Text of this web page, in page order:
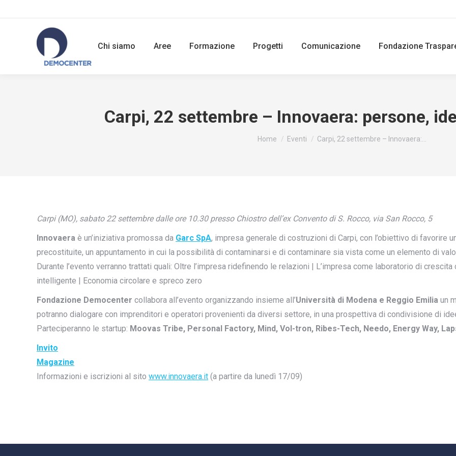
Chi siamo Aree Formazione Progetti Comunicazione Fondazione
Carpi, 22 settembre – Innovaera: persone,
You are here:
Home Eventi Carpi, 22 settembre – Innovaera:…
Carpi (MO), sabato 22 settembre dalle ore 10.30 presso Chiostro dell’ex Convento di S. Rocco, via San Rocco, 5
Innovaera è un’iniziativa promossa da Garc SpA, impresa generale di costruzioni di Carpi, con l’obiettivo di favorire
precostituite, un appuntamento in cui la possibilità di contaminarsi e di contaminare sia vista come un elemento di
Durante l’evento verranno trattati quali: Oltre l’impresa ridefinendo le relazioni | L’impresa come laboratorio di
intelligente | Economia circolare e spreco zero
Fondazione Democenter collabora all’evento organizzando insieme all’Università di Modena e Reggio Emilia un
potranno dialogare con imprenditori e operatori provenienti da diversi settore, in una prospettiva di condivisione di
Parteciperanno le startup: Moovas Tribe, Personal Factory, Mind, Vol-tron, Ribes-Tech, Needo, Energy Way,
Invito
Magazine
Informazioni e iscrizioni al sito www.innovaera.it (a partire da lunedì 17/09)